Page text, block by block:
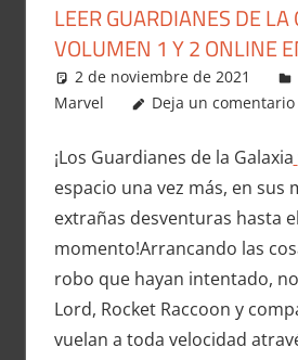
LEER GUARDIANES DE LA
VOLUMEN 1 Y 2 ONLINE
2 de noviembre de 2021
Marvel
Deja un comentario
¡Los Guardianes de la Galaxia
espacio una vez más, en sus
extrañas desventuras hasta el
momento!Arrancando las
robo que hayan intentado,
Lord, Rocket Raccoon y
vuelan a toda velocidad